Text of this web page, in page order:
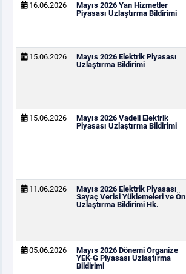
16.06.2026
Mayıs 2026 Yan Hizmetler
Piyasası Uzlaştırma Bildirimi
15.06.2026
Mayıs 2026 Elektrik Piyasası
Uzlaştırma Bildirimi
15.06.2026
Mayıs 2026 Vadeli Elektrik
Piyasası Uzlaştırma Bildirimi
11.06.2026
Mayıs 2026 Elektrik Piyasası
Sayaç Verisi Yüklemeleri ve Ön
Uzlaştırma Bildirimi Hk.
05.06.2026
Mayıs 2026 Dönemi Organize
YEK-G Piyasası Uzlaştırma
Bildirimi